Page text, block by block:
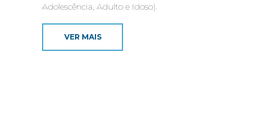
Adolescência, Adulto e Idoso).
VER MAIS